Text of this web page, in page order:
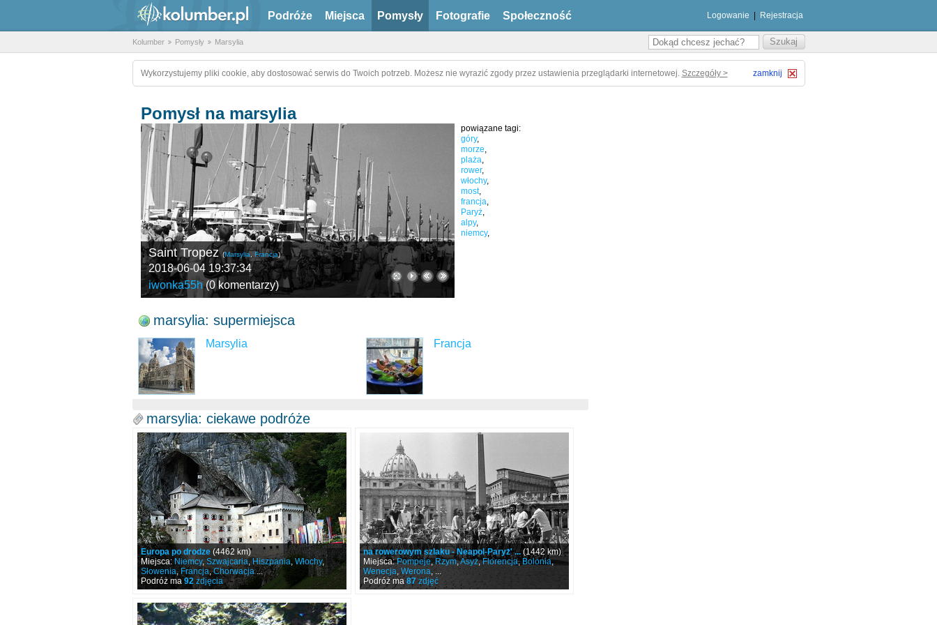
Podróże Miejsca Pomysły Fotografie Społeczność Logowanie Rejestracja
Kolumber Pomysły Marsylia
Wykorzystujemy pliki cookie, aby dostosować serwis do Twoich potrzeb. Możesz nie wyrazić zgody przez ustawienia przeglądarki internetowej. Szczegóły > zamknij
Pomysł na marsylia
powiązane tagi:
góry,
morze,
plaża,
rower,
włochy,
most,
francja,
Paryż,
alpy,
niemcy,
Saint Tropez (Marsylia Francja)
2018-06-04 19:37:34
iwonka55h(0 komentarzy)
marsylia: supermiejsca
Marsylia Francja
marsylia: ciekawe podróże
Europa po drodze(4462 km)
Miejsca: Niemcy, Szwajcaria, Hiszpania, Włochy,
Słowenia, Francja,Chorwacja...
Podróż ma 92zdjęcia
na rowerowym szlaku - Neapol-Paryż' ...(1442 km)
Miejsca:Pompeje, Rzym,Asyż,Florencja,Bolonia,
Wenecja,Werona, ...
Podróż ma87zdjęć